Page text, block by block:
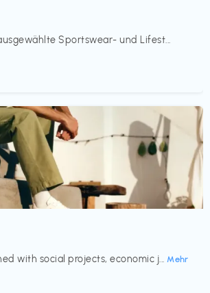
ausgewählte Sportswear- und Lifest...
with social projects, economic j... Mehr